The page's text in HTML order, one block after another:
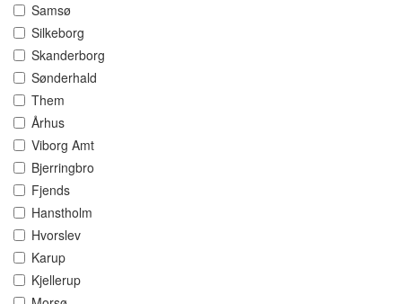
Samsø
Silkeborg
Skanderborg
Sønderhald
Them
Århus
Viborg Amt
Bjerringbro
Fjends
Hanstholm
Hvorslev
Karup
Kjellerup